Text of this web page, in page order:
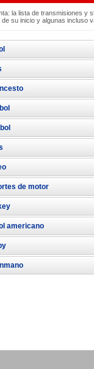
la lista de transmisiones y
de su inicio y algunas incluso
de motor
americano